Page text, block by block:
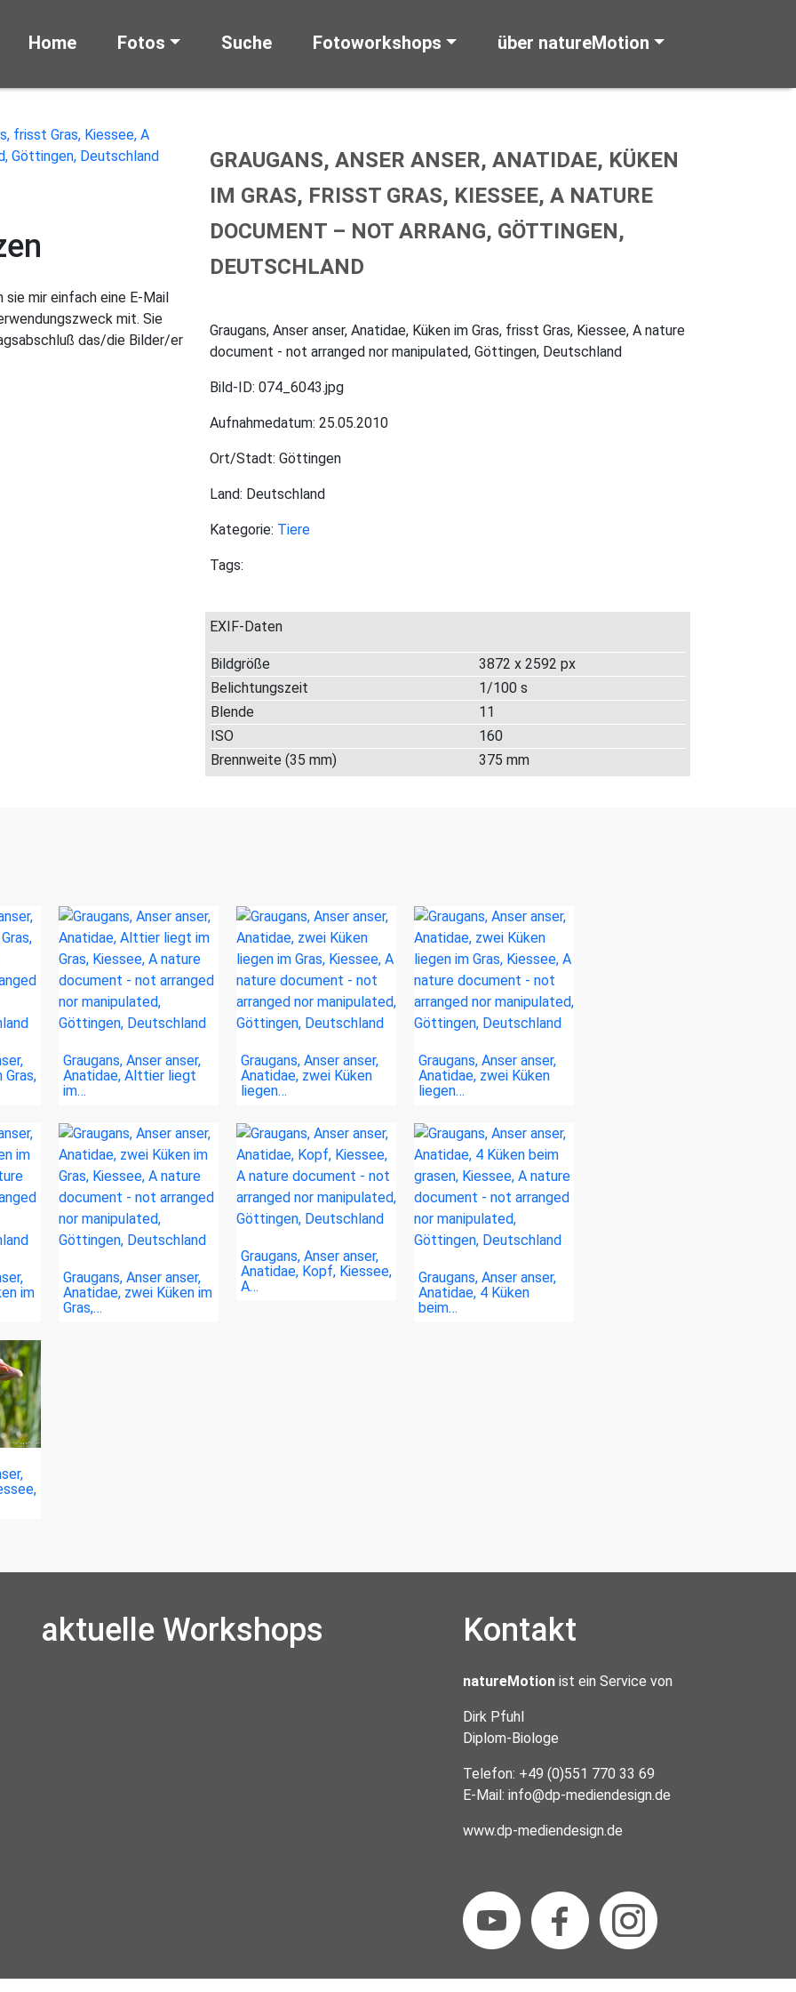
Home Fotos Suche Fotoworkshops über natureMotion
mir einfach eine E-Mail
mit. Sie
das/die Bilder/er
GRAUGANS, ANSER ANSER, ANATIDAE, KÜKEN
IM GRAS, FRISST GRAS, KIESSEE, A NATURE
DOCUMENT – NOT ARRANG, GÖTTINGEN,
DEUTSCHLAND
Graugans, Anser anser, Anatidae, Küken im Gras, frisst Gras, Kiessee, A nature
document - not arranged nor manipulated, Göttingen, Deutschland
Bild-ID: 074_6043.jpg
Aufnahmedatum: 25.05.2010
Ort/Stadt: Göttingen
Land: Deutschland
Kategorie: Tiere
Tags:
EXIF-Daten
Bildgröße
3872 x 2592 px
Belichtungszeit
1/100 s
Blende
11
ISO
160
Brennweite (35 mm)
375 mm
Gras,
Graugans, Anser anser,
Anatidae, Alttier liegt
im…
Graugans, Anser anser,
Anatidae, zwei Küken
liegen…
Graugans, Anser anser,
Anatidae, zwei Küken
liegen…
im
Graugans, Anser anser,
Anatidae, zwei Küken im
Gras,…
Graugans, Anser anser,
Anatidae, Kopf, Kiessee,
A…
Graugans, Anser anser,
Anatidae, 4 Küken
beim…
aktuelle Workshops Kontakt
natureMotion ist ein Service von
Dirk Pfuhl
Diplom-Biologe
Telefon: +49 (0)551 770 33 69
E-Mail: info@dp-mediendesign.de
www.dp-mediendesign.de